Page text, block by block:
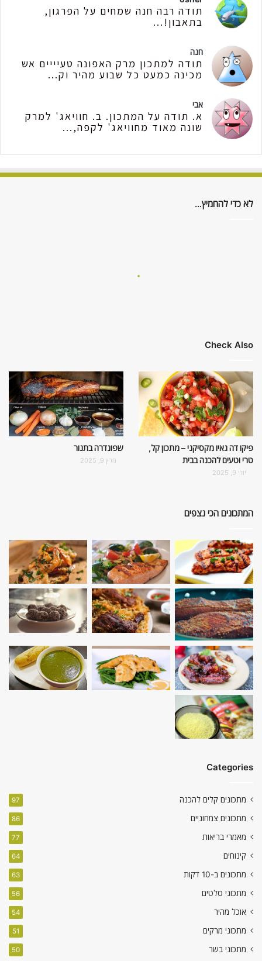
תודה רבה חנה שמחים על הפרגון,
בתאבון!...
חנה
תודה למתכון מרק האפונה טעיייים אש
מכינה כמעט כל שבוע מהיר וק...
אבי
א. תודה על המתכון. ב. חוויאג' למרק
שונה מאוד מחוויאג' לקפה,...
לא כדי להחמיץ…
Check Also
פיקו דה גאיו מקסיקני – מתכון קל,
טרי וטעים להכנה בבית
יולי 9, 2025
שפונדרה בתנור
מרץ 9, 2025
המתכונים הכי נצפים
Categories
מתכונים קלים להכנה 97
מתכונים צמחוניים 86
מאמרי בריאות 77
קינוחים 64
מתכונים ב-10 דקות 63
מתכוני סלטים 56
אוכל מהיר 54
מתכוני מרקים 51
מתכוני בשר 50